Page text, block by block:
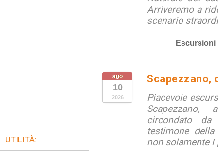
Arriveremo a
scenario
Escursioni
ago
10
2026
Scapezzano,
Piacevole
Scapezzano,
circondato
testimone
non solamente i
UTILITÀ: